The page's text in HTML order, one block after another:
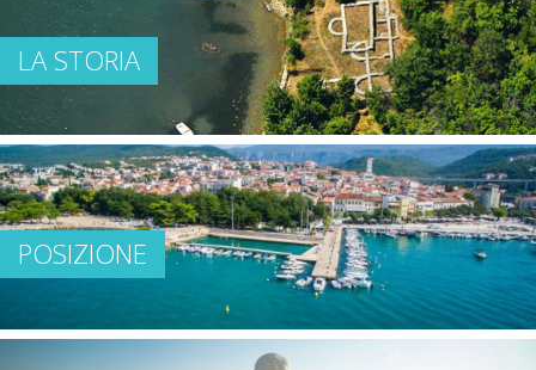
LA STORIA
POSIZIONE